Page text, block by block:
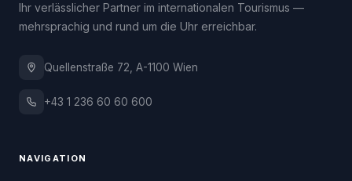
Ihr verlässlicher Partner im internationalen Tourismus —
mehrsprachig und rund um die Uhr erreichbar.
Quellenstraße 72, A-1100 Wien
+43 1 236 60 60 600
NAVIGATION